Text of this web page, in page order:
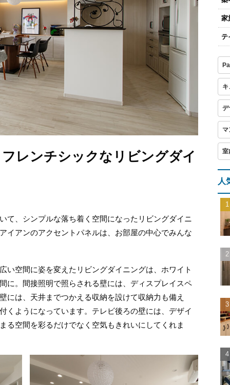
レンチシックなリビングダイ
て、シンプルな落ち着く空間になったリビングダイニ
イアンのアクセントパネルは、お部屋の中心でみんな
い空間に姿を変えたリビングダイニングは、ホワイト
に。間接照明で照らされる壁には、ディスプレイスペ
には、天井までつかえる収納を設けて収納力も備え
くようになっています。テレビ後ろの壁には、デザイ
る空間を彩るだけでなく空気もきれいにしてくれま
家
テ
キ
デ
マ
室
人